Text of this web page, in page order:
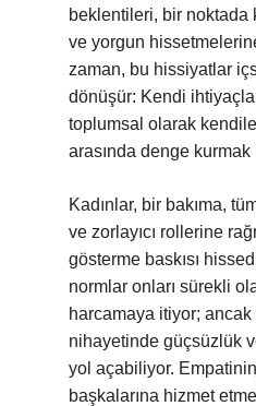
beklentileri, bir
ve yorgun
zaman, bu hissiyatlar
dönüşür: Kendi
toplumsal olarak
arasında denge kurmak
Kadınlar, bir bakıma,
ve zorlayıcı rollerine
gösterme baskısı
normlar onları sürekli
harcamaya itiyor; ancak
nihayetinde güçsüzlük
yol açabiliyor.
başkalarına hizmet etme